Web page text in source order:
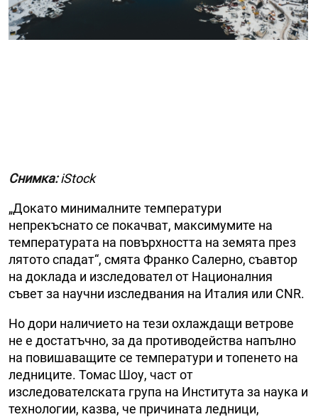
Снимка:iStock
„Докато минималните температури
непрекъснато се покачват, максимумите на
температурата на повърхността на земята през
лятото спадат“, смята Франко Салерно, съавтор
на доклада и изследовател от Националния
съвет за научни изследвания на Италия или CNR.
Но дори наличието на тези охлаждащи ветрове
не е достатъчно, за да противодейства напълно
на повишаващите се температури и топенето на
ледниците. Томас Шоу, част от
изследователската група на Института за наука и
технологии, казва, че причината ледници,